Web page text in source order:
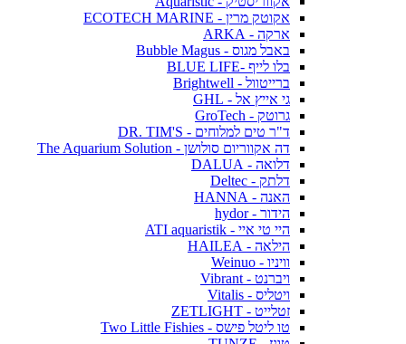
אקוטק מרין - ECOTECH MARINE
ארקה - ARKA
באבל מגוס - Bubble Magus
בלו לייף -BLUE LIFE
ברייטוול - Brightwell
גי אייץ אל - GHL
גרוטק - GroTech
ד"ר טים למלוחים - DR. TIM'S
דה אקווריום סולושן - The Aquarium Solution
דלואה - DALUA
דלתק - Deltec
האנה - HANNA
הידור - hydor
היי טי איי - ATI aquaristik
הילאה - HAILEA
וויניו - Weinuo
ויברנט - Vibrant
ויטליס - Vitalis
זטלייט - ZETLIGHT
טו ליטל פישס - Two Little Fishies